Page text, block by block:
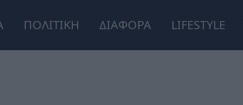
ΠΟΛΙΤΙΚΗ ΔΙΑΦΟΡΑ LIFESTYLE